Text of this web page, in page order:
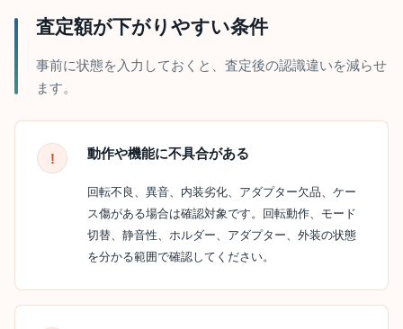
査定額が下がりやすい条件
事前に状態を入力しておくと、査定後の認識違いを減らせ
ます。
動作や機能に不具合がある
回転不良、異音、内装劣化、アダプター欠品、ケー
ス傷がある場合は確認対象です。回転動作、モード
切替、静音性、ホルダー、アダプター、外装の状態
を分かる範囲で確認してください。